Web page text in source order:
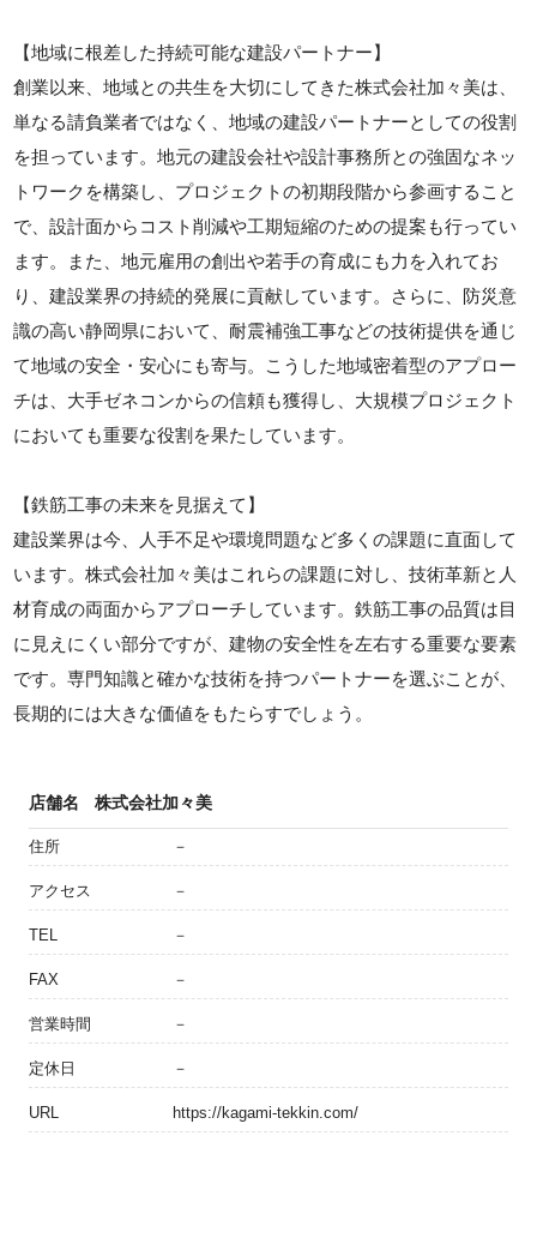
【地域に根差した持続可能な建設パートナー】
創業以来、地域との共生を大切にしてきた株式会社加々美は、
単なる請負業者ではなく、地域の建設パートナーとしての役割
を担っています。地元の建設会社や設計事務所との強固なネッ
トワークを構築し、プロジェクトの初期段階から参画すること
で、設計面からコスト削減や工期短縮のための提案も行ってい
ます。また、地元雇用の創出や若手の育成にも力を入れてお
り、建設業界の持続的発展に貢献しています。さらに、防災意
識の高い静岡県において、耐震補強工事などの技術提供を通じ
て地域の安全・安心にも寄与。こうした地域密着型のアプロー
チは、大手ゼネコンからの信頼も獲得し、大規模プロジェクト
においても重要な役割を果たしています。
【鉄筋工事の未来を見据えて】
建設業界は今、人手不足や環境問題など多くの課題に直面して
います。株式会社加々美はこれらの課題に対し、技術革新と人
材育成の両面からアプローチしています。鉄筋工事の品質は目
に見えにくい部分ですが、建物の安全性を左右する重要な要素
です。専門知識と確かな技術を持つパートナーを選ぶことが、
長期的には大きな価値をもたらすでしょう。
店舗名 株式会社加々美
住所 －
アクセス －
TEL －
FAX －
営業時間 －
定休日 －
URL https://kagami-tekkin.com/